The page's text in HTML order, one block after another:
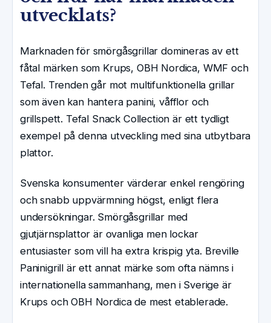
utvecklats?
Marknaden för smörgåsgrillar domineras av ett
fåtal märken som Krups, OBH Nordica, WMF och
Tefal. Trenden går mot multifunktionella grillar
som även kan hantera panini, våfflor och
grillspett. Tefal Snack Collection är ett tydligt
exempel på denna utveckling med sina utbytbara
plattor.
Svenska konsumenter värderar enkel rengöring
och snabb uppvärmning högst, enligt flera
undersökningar. Smörgåsgrillar med
gjutjärnsplattor är ovanliga men lockar
entusiaster som vill ha extra krispig yta. Breville
Paninigrill är ett annat märke som ofta nämns i
internationella sammanhang, men i Sverige är
Krups och OBH Nordica de mest etablerade.